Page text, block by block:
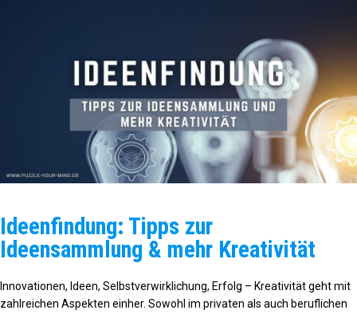
Ideenfindung: Tipps zur
Ideensammlung & mehr Kreativität
Innovationen, Ideen, Selbstverwirklichung, Erfolg – Kreativität geht mit
zahlreichen Aspekten einher. Sowohl im privaten als auch beruflichen